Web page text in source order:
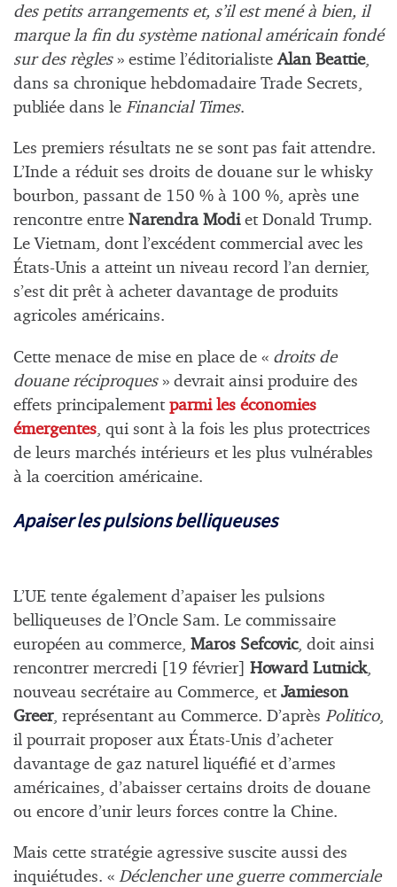
des petits arrangements et, s’il est mené à bien, il
marque la fin du système national américain fondé
sur des règles» estime l’éditorialisteAlan Beattie,
dans sa chronique hebdomadaire Trade Secrets,
publiée dans le Financial Times.
Les premiers résultats ne se sont pas fait attendre.
L’Inde a réduit ses droits de douane sur le whisky
bourbon, passant de 150 % à 100 %, après une
rencontre entre Narendra Modiet Donald Trump.
Le Vietnam, dont l’excédent commercial avec les
États-Unis a atteint un niveau record l’an dernier,
s’est dit prêt à acheter davantage de produits
agricoles américains.
Cette menace de mise en place de « droits de
douane réciproques» devrait ainsi produire des
effets principalement parmi les économies
émergentes , qui sont à la fois les plus protectrices
de leurs marchés intérieurs et les plus vulnérables
à la coercition américaine.
Apaiser les pulsions belliqueuses
L’UE tente également d’apaiser les pulsions
belliqueuses de l’Oncle Sam. Le commissaire
européen au commerce, Maros Sefcovic, doit ainsi
rencontrer mercredi [19 février] Howard Lutnick,
nouveau secrétaire au Commerce, etJamieson
Greer, représentant au Commerce. D’après Politico,
il pourrait proposer aux États-Unis d’acheter
davantage de gaz naturel liquéfié et d’armes
américaines, d’abaisser certains droits de douane
ou encore d’unir leurs forces contre la Chine.
Mais cette stratégie agressive suscite aussi des
inquiétudes. « Déclencher une guerre commerciale